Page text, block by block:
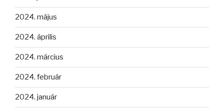
2024. május
2024. április
2024. március
2024. február
2024. január